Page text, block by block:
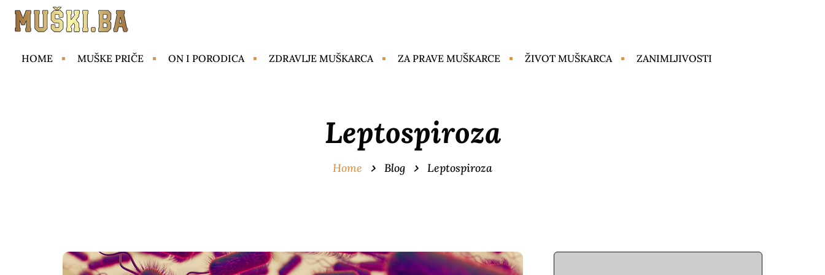
HOME MUŠKE PRIČE ON I PORODICA ZDRAVLJE MUŠKARCA ZA PRAVE MUŠKARCE ŽIVOT MUŠKARCA ZANIMLJIVOSTI
Leptospiroza
Home Blog Leptospiroza